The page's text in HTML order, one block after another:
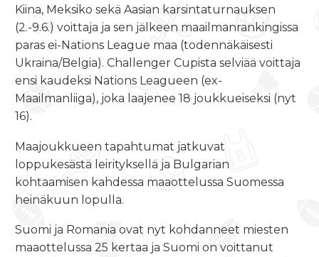
Kiina, Meksiko sekä Aasian karsintaturnauksen
(2.-9.6.) voittaja ja sen jälkeen maailmanrankingissa
paras ei-Nations League maa (todennäkäisesti
Ukraina/Belgia). Challenger Cupista selviää voittaja
ensi kaudeksi Nations Leagueen (ex-
Maailmanliiga), joka laajenee 18 joukkueiseksi (nyt
16).
Maajoukkueen tapahtumat jatkuvat
loppukesästä leirityksellä ja Bulgarian
kohtaamisen kahdessa maaottelussa Suomessa
heinäkuun lopulla.
Suomi ja Romania ovat nyt kohdanneet miesten
maaottelussa 25 kertaa ja Suomi on voittanut